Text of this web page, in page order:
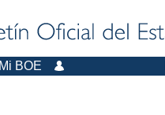
Mi BOE